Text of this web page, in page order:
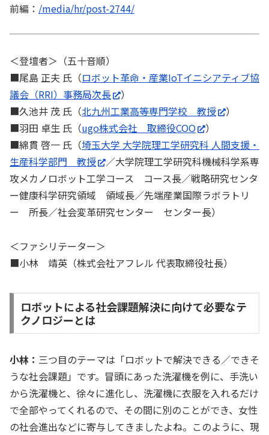
前編： /media/hr/post-2744/
＜登壇者＞（五十音順）
■尾島 正夫 氏（ロボット革命・産業IoTイニシアティブ協
議会（RRI）事務局次長
）
■久池井 茂 氏（北九州工業高等専門学校 教授
）
■羽田 卓生 氏（ugo株式会社 取締役COO
）
■綿貫 啓一 氏（埼玉大学 大学院理工学研究科 人間支援・
生産科学部門 教授
／大学院理工学研究科機械科学系専
攻メカノロボット工学コース コース長／戦略研究センタ
ー健康科学研究領域 領域長／先端産業国際ラボラトリ
ー 所長／社会変革研究センター センター長）
＜ファシリテーター＞
■小林 靖英（株式会社アフレル 代表取締役社長）
ロボットによる社会課題解決に向けて必要なテ
クノロジーとは
小林： 三つ目のテーマは「ロボットで解決できる／できそ
うな社会課題」です。冒頭にあった洗濯機を例に、手洗い
から洗濯機と、徐々に進化し、洗濯機に衣服を入れるだけ
で全部やってくれるので、その間に別のことができ、女性
の社会進出などに寄与してきましたよね。このように、現